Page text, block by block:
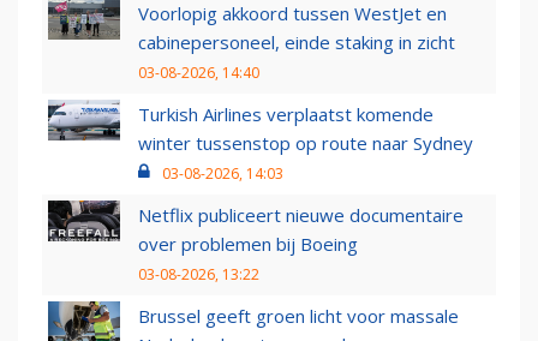
Voorlopig akkoord tussen WestJet en
cabinepersoneel, einde staking in zicht
03-08-2026, 14:40
Turkish Airlines verplaatst komende
winter tussenstop op route naar Sydney
03-08-2026, 14:03
Netflix publiceert nieuwe documentaire
over problemen bij Boeing
03-08-2026, 13:22
Brussel geeft groen licht voor massale